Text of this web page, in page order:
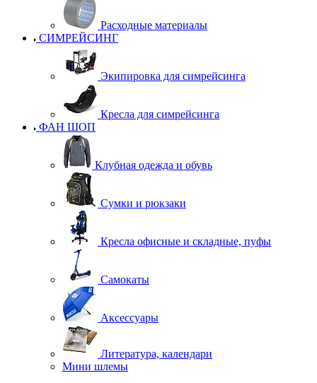
Расходные материалы
СИМРЕЙСИНГ
Экипировка для симрейсинга
Кресла для симрейсинга
ФАН ШОП
Клубная одежда и обувь
Сумки и рюкзаки
Кресла офисные и складные, пуфы
Самокаты
Аксессуары
Литература, календари
Мини шлемы